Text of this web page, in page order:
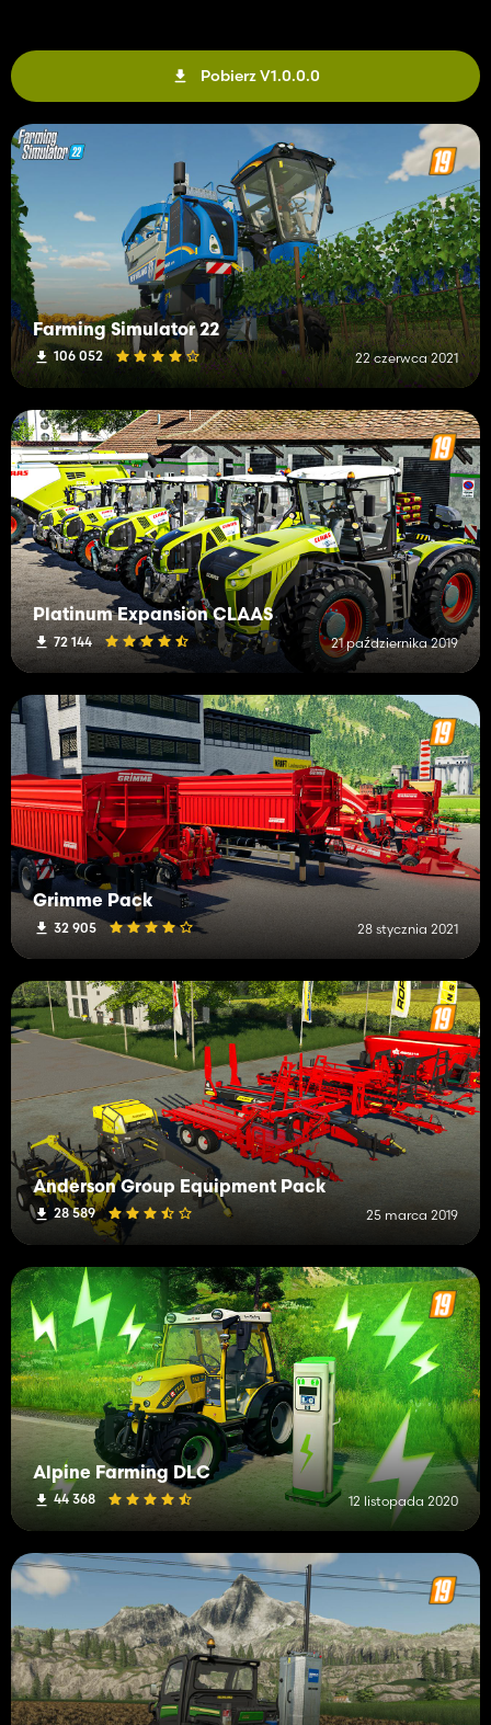
Pobierz V1.0.0.0
Farming Simulator 22
106 052 22 czerwca 2021
Platinum Expansion CLAAS
72 144 21 października 2019
Grimme Pack
32 905 28 stycznia 2021
Anderson Group Equipment Pack
28 589 25 marca 2019
Alpine Farming DLC
44 368 12 listopada 2020